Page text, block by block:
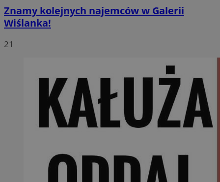
Znamy kolejnych najemców w Galerii
Wiślanka!
21